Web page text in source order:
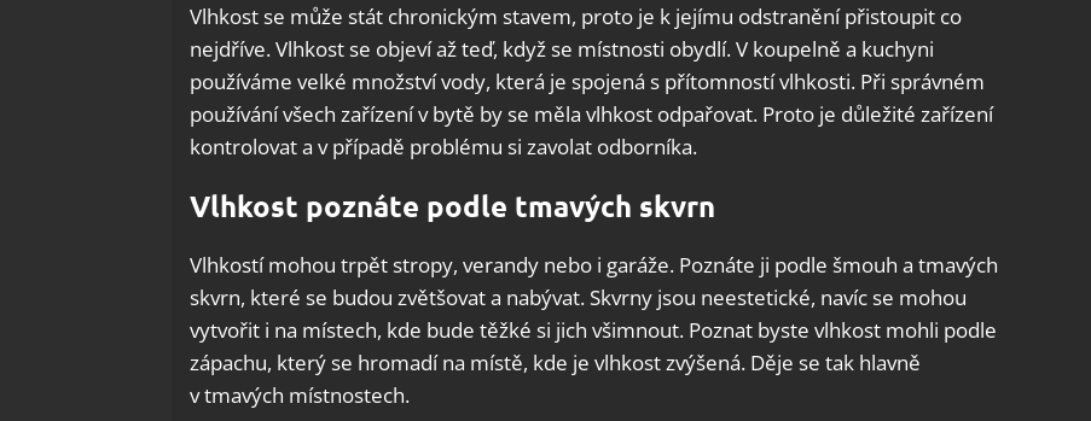
Vlhkost se může stát chronickým stavem, proto je k jejímu odstranění přistoupit co
nejdříve. Vlhkost se objeví až teď, když se místnosti obydlí. V koupelně a kuchyni
používáme velké množství vody, která je spojená s přítomností vlhkosti. Při správném
používání všech zařízení v bytě by se měla vlhkost odpařovat. Proto je důležité zařízení
kontrolovat a v případě problému si zavolat odborníka.
Vlhkost poznáte podle tmavých skvrn
Vlhkostí mohou trpět stropy, verandy nebo i garáže. Poznáte ji podle šmouh a tmavých
skvrn, které se budou zvětšovat a nabývat. Skvrny jsou neestetické, navíc se mohou
vytvořit i na místech, kde bude těžké si jich všimnout. Poznat byste vlhkost mohli podle
zápachu, který se hromadí na místě, kde je vlhkost zvýšená. Děje se tak hlavně
v tmavých místnostech.